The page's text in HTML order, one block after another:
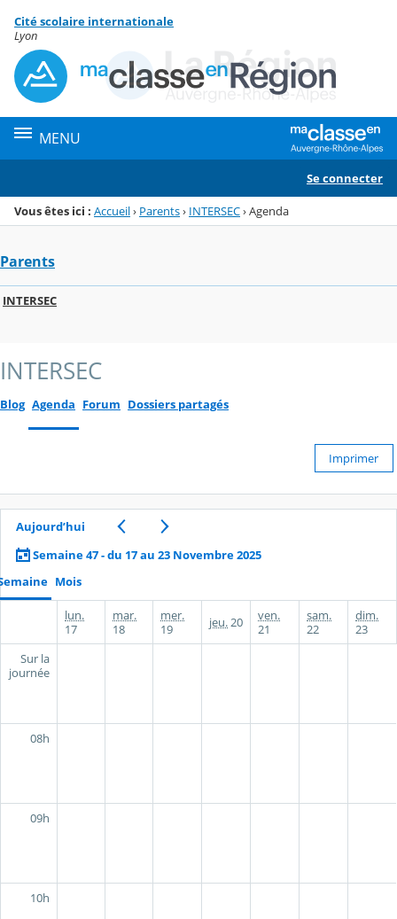
Menu de la rubrique
Contenu
Cité scolaire internationale
Lyon
MENU
Se connecter
Vous êtes ici : Accueil› Parents› INTERSEC›Agenda
Parents
INTERSEC
INTERSEC
Blog Agenda Forum Dossiers partagés
Imprimer
Aujourd’hui
Semaine 47 - du 17 au 23 Novembre 2025
Mois
lun.
17
mar.
18
mer.
19
jeu.20
ven.
21
sam.
22
dim.
23
Sur la
journée
08h
09h
10h